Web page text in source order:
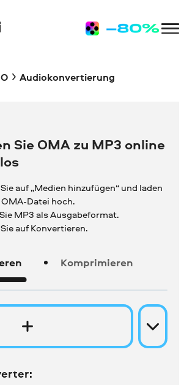
Audiokonvertierung
Sie OMA zu MP3 online
auf „Medien hinzufügen“ und laden
OMA-Datei hoch.
MP3 als Ausgabeformat.
auf Konvertieren.
Komprimieren